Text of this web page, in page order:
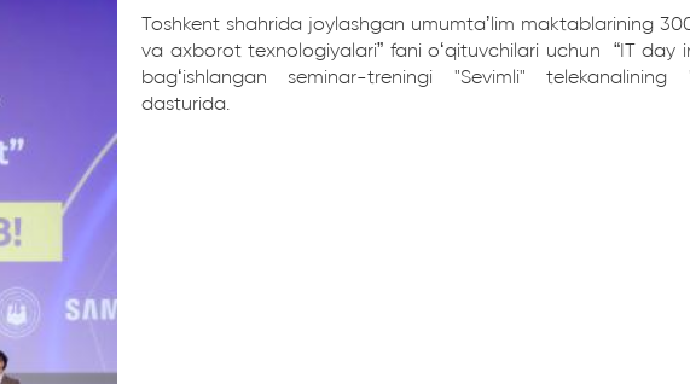
Toshkent shahrida joylashgan umumtaʼlim maktablarining
va axborot texnologiyalari” fani o‘qituvchilari uchun “IT day
bag‘ishlangan seminar-treningi "Sevimli" telekanalining
dasturida.